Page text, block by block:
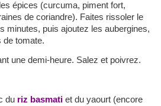
épices (curcuma, piment fort,
de coriandre). Faites rissoler le
minutes, puis ajoutez les aubergines,
de tomate.
une demi-heure. Salez et poivrez.
du riz basmati et du yaourt (encore